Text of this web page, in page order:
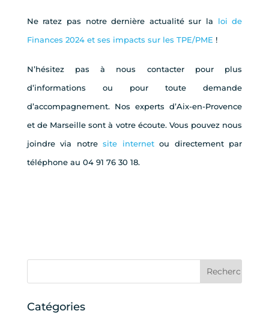
Ne ratez pas notre dernière actualité sur la loi de
Finances 2024 et ses impacts sur les TPE/PME !
N’hésitez pas à nous contacter pour plus
d’informations ou pour toute demande
d’accompagnement. Nos experts d’Aix-en-Provence
et de Marseille sont à votre écoute. Vous pouvez nous
joindre via notresite internetou directement par
téléphone au 04 91 76 30 18.
Catégories